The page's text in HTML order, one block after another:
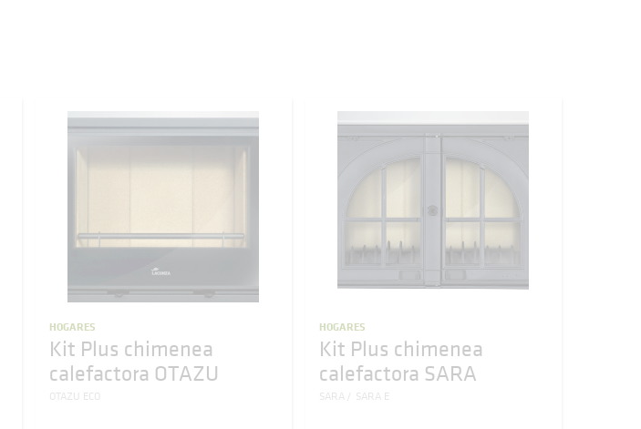
HOGARES
Kit Plus chimenea
calefactora OTAZU
OTAZU ECO
HOGARES
Kit Plus chimenea
calefactora SARA
SARA SARA E